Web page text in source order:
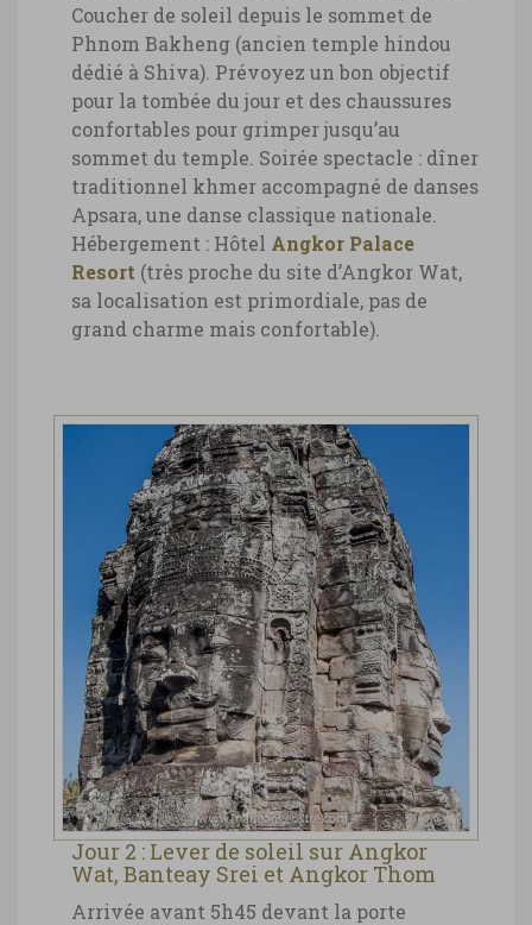
Coucher de soleil depuis le sommet de
Phnom Bakheng (ancien temple hindou
dédié à Shiva). Prévoyez un bon objectif
pour la tombée du jour et des chaussures
confortables pour grimper jusqu’au
sommet du temple. Soirée spectacle : dîner
traditionnel khmer accompagné de danses
Apsara, une danse classique nationale.
Hébergement : Hôtel Angkor Palace
Resort (très proche du site d’Angkor Wat,
sa localisation est primordiale, pas de
grand charme mais confortable).
Jour 2 : Lever de soleil sur Angkor
Wat, Banteay Srei et Angkor Thom
Arrivée avant 5h45 devant la porte